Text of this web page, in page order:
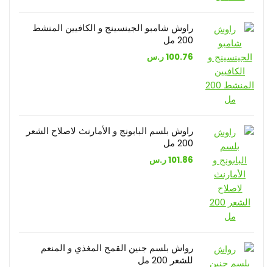
راوش شامبو الجينسينج و الكافيين المنشط
200 مل
100.76ر.س
راوش بلسم البابونج و الأمارنث لاصلاح الشعر
200 مل
101.86ر.س
رواش بلسم جنين القمح المغذي و المنعم
للشعر 200 مل